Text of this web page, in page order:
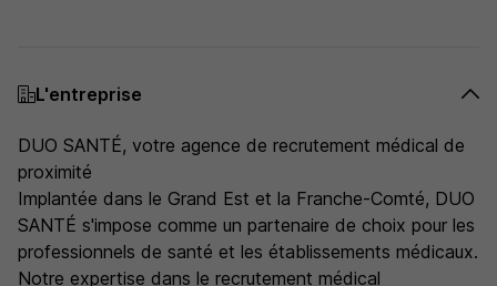
L'entreprise
DUO SANTÉ, votre agence de recrutement médical de
proximité
Implantée dans le Grand Est et la Franche-Comté, DUO
SANTÉ s'impose comme un partenaire de choix pour les
professionnels de santé et les établissements médicaux.
Notre expertise dans le recrutement médical